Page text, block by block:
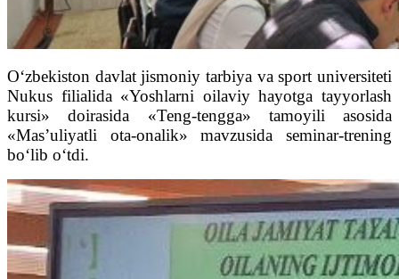
O‘zbekiston davlat jismoniy tarbiya va sport universiteti
Nukus filialida «Yoshlarni oilaviy hayotga tayyorlash
kursi» doirasida «Teng-tengga» tamoyili asosida
«Mas’uliyatli ota-onalik» mavzusida seminar-trening
bo‘lib o‘tdi.